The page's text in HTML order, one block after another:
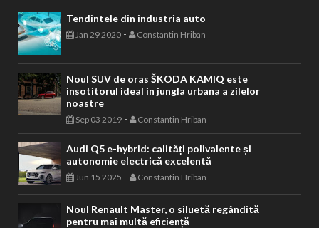
Tendintele din industria auto
Jan 29 2020 - Constantin Hriban
Noul SUV de oras ŠKODA KAMIQ este
insotitorul ideal in jungla urbana a zilelor
noastre
Sep 03 2019 - Constantin Hriban
Audi Q5 e-hybrid: calități polivalente și
autonomie electrică excelentă
Jun 15 2025 - Constantin Hriban
Noul Renault Master, o siluetă regândită
pentru mai multă eficiență